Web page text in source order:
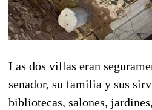
Las dos villas eran
senador, su familia y sus
bibliotecas, salones,